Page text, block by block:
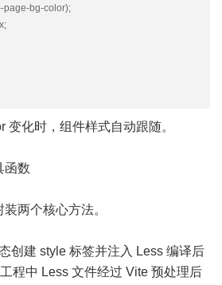
page-bg-color);
变化时，组件样式自动跟随。
函数
两个核心方法。
创建 style 标签并注入 Less 编译后
程中 Less 文件经过 Vite 预处理后